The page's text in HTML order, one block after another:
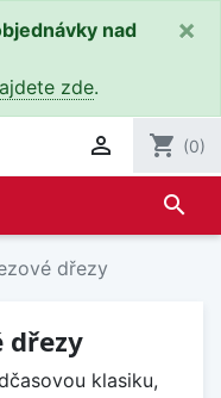
nad
zde.
×
 shopping_cart (0)
search
dřezy
dřezy
klasiku,